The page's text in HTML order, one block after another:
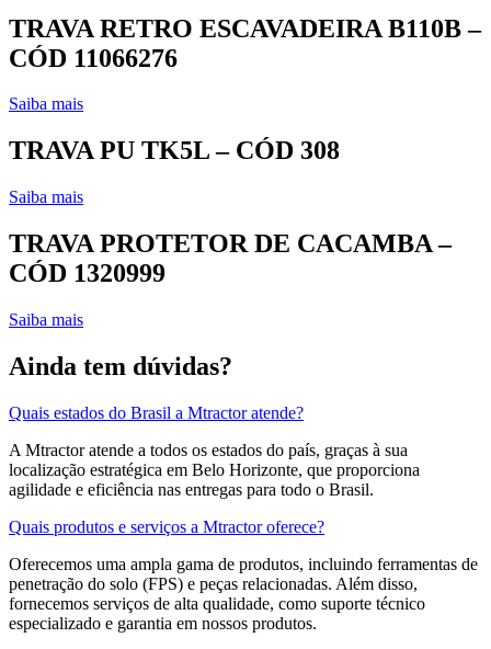
TRAVA RETRO ESCAVADEIRA B110B –
CÓD 11066276
Saiba mais
TRAVA PU TK5L – CÓD 308
Saiba mais
TRAVA PROTETOR DE CACAMBA –
CÓD 1320999
Saiba mais
Ainda tem dúvidas?
Quais estados do Brasil a Mtractor atende?
A Mtractor atende a todos os estados do país, graças à sua
localização estratégica em Belo Horizonte, que proporciona
agilidade e eficiência nas entregas para todo o Brasil.
Quais produtos e serviços a Mtractor oferece?
Oferecemos uma ampla gama de produtos, incluindo ferramentas de
penetração do solo (FPS) e peças relacionadas. Além disso,
fornecemos serviços de alta qualidade, como suporte técnico
especializado e garantia em nossos produtos.